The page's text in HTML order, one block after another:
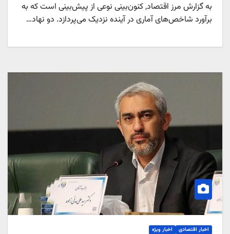
به گزارش مرز اقتصاد, کنون‌بینی نوعی از پیش‌بینی است که به
برآورد شاخص‌های آماری در آینده نزدیک می‌پردازد. دو نهاد…
اخبار اقتصادی اخبار ویژه